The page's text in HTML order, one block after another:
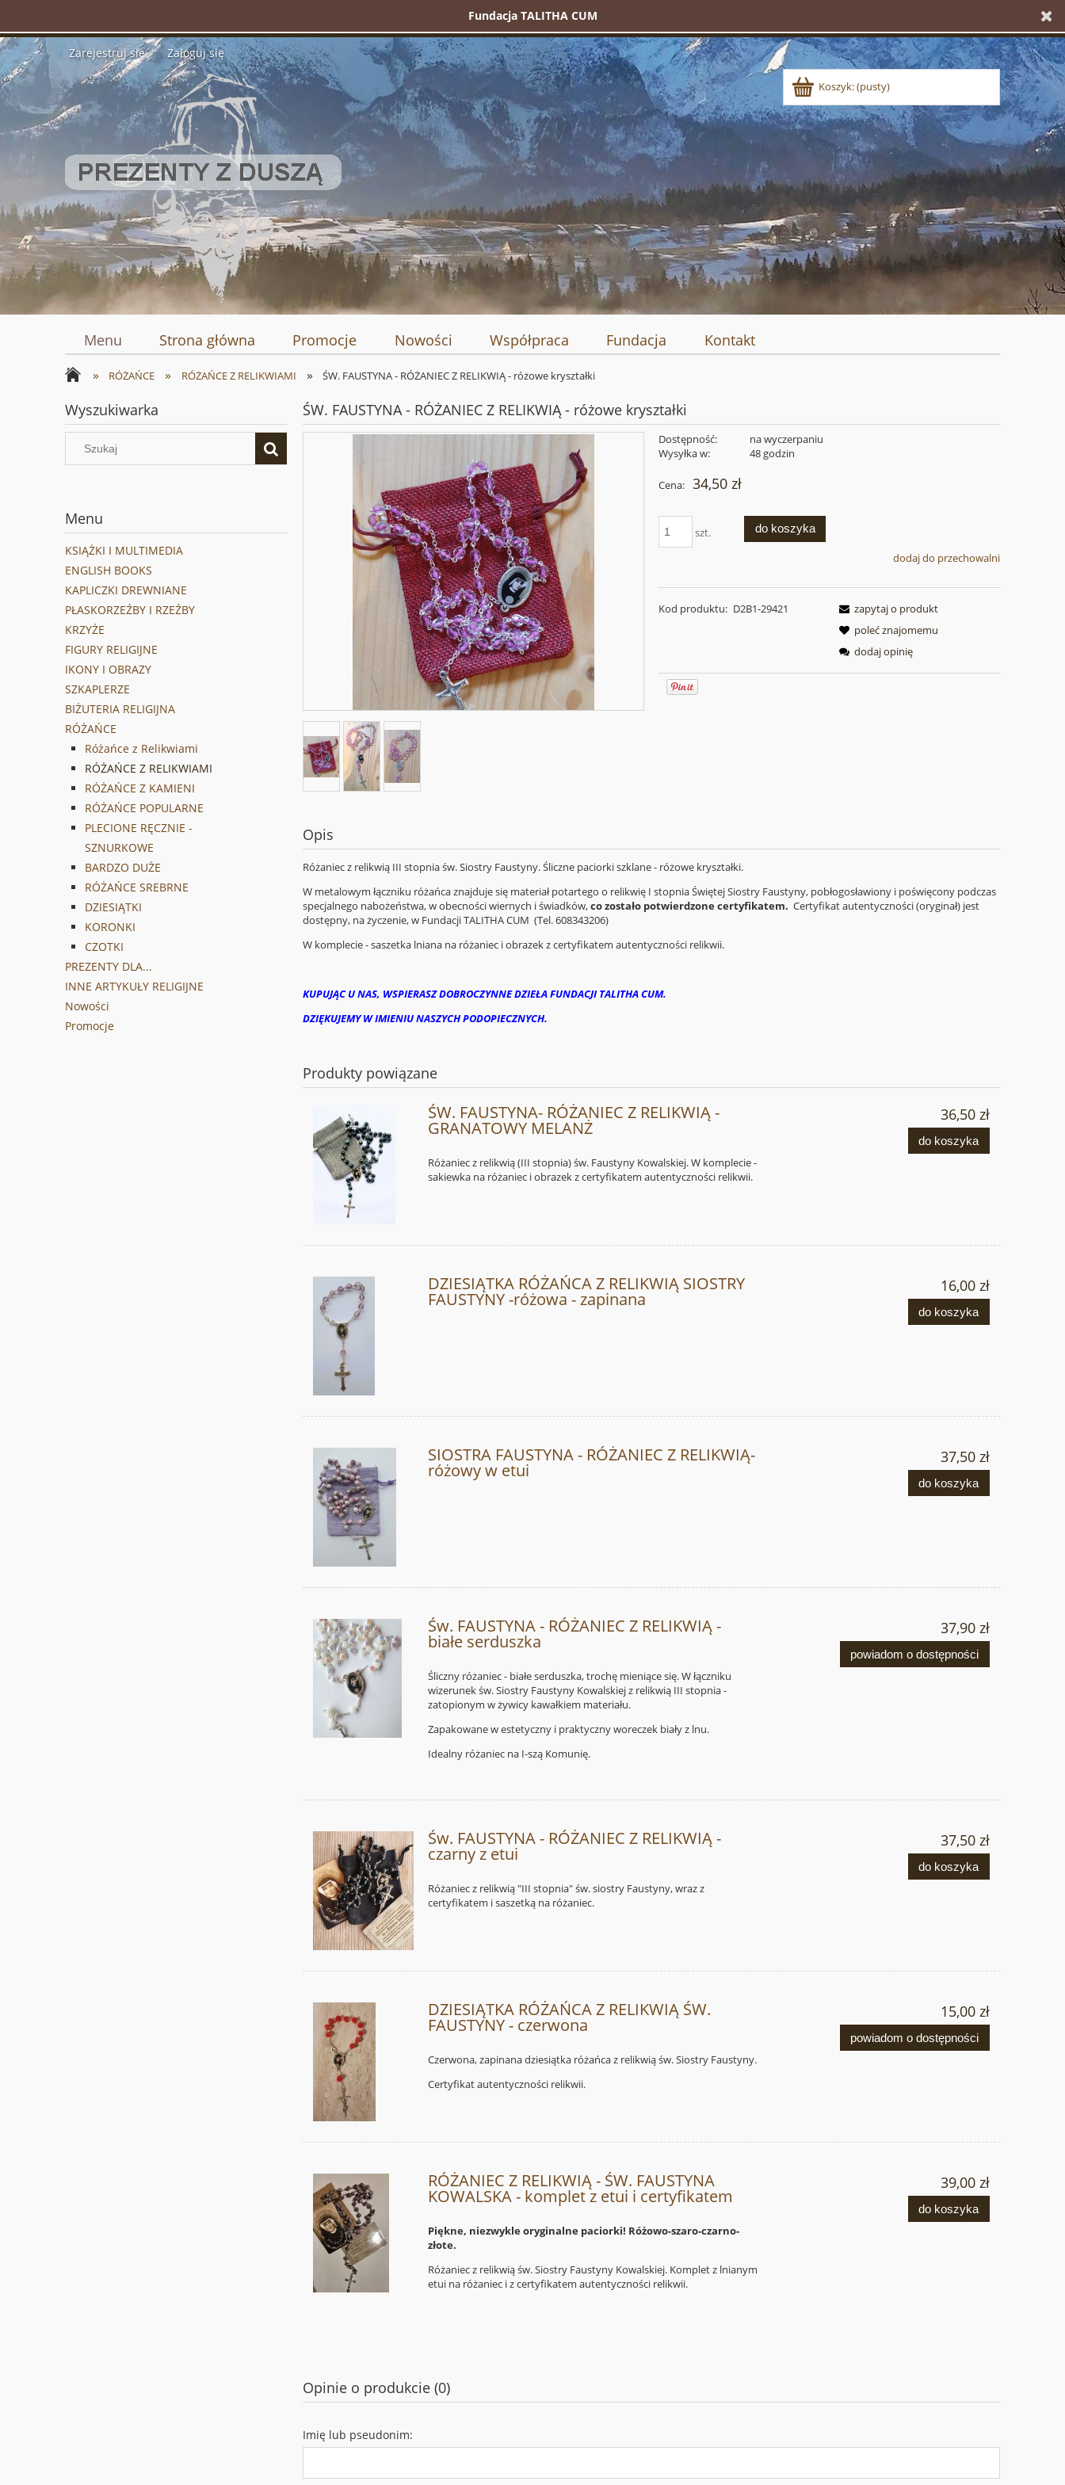
Fundacja TALITHA CUM
Zarejestruj się Zaloguj się
Koszyk:(pusty)
Menu Strona główna Promocje Nowości Współpraca Fundacja Kontakt
» RÓŻAŃCE » RÓŻAŃCE Z RELIKWIAMI » ŚW. FAUSTYNA - RÓŻANIEC Z RELIKWIĄ - różowe kryształki
Wyszukiwarka
Menu
KSIĄŻKI I MULTIMEDIA
ENGLISH BOOKS
KAPLICZKI DREWNIANE
PŁASKORZEŹBY I RZEŹBY
KRZYŻE
FIGURY RELIGIJNE
IKONY I OBRAZY
SZKAPLERZE
BIŻUTERIA RELIGIJNA
RÓŻAŃCE
Różańce z Relikwiami
RÓŻAŃCE Z RELIKWIAMI
RÓŻAŃCE Z KAMIENI
RÓŻAŃCE POPULARNE
PLECIONE RĘCZNIE -
SZNURKOWE
BARDZO DUŻE
RÓŻAŃCE SREBRNE
DZIESIĄTKI
KORONKI
CZOTKI
PREZENTY DLA...
INNE ARTYKUŁY RELIGIJNE
Nowości
Promocje
ŚW. FAUSTYNA - RÓŻANIEC Z RELIKWIĄ - różowe kryształki
Dostępność:
na wyczerpaniu
Wysyłka w:
48 godzin
Cena: 34,50 zł
szt. do koszyka
dodaj do przechowalni
Kod produktu: D2B1-29421
zapytaj o produkt
poleć znajomemu
dodaj opinię
Opis
Różaniec z relikwią III stopnia św. Siostry Faustyny. Śliczne paciorki szklane - różowe kryształki.
W metalowym łączniku różańca znajduje się materiał potartego o relikwię I stopnia Świętej Siostry Faustyny, pobłogosławiony i poświęcony podczas
specjalnego nabożeństwa, w obecności wiernych i świadków,co zostało potwierdzone certyfikatem. Certyfikat autentyczności (oryginał) jest
dostępny, na życzenie, w Fundacji TALITHA CUM (Tel. 608343206)
W komplecie - saszetka lniana na różaniec i obrazek z certyfikatem autentyczności relikwii.
KUPUJĄC U NAS, WSPIERASZ DOBROCZYNNE DZIEŁA FUNDACJI TALITHA CUM.
DZIĘKUJEMY W IMIENIU NASZYCH PODOPIECZNYCH.
Produkty powiązane
ŚW. FAUSTYNA- RÓŻANIEC Z RELIKWIĄ -
GRANATOWY MELANŻ
Różaniec z relikwią (III stopnia) św. Faustyny Kowalskiej. W komplecie -
sakiewka na różaniec i obrazek z certyfikatem autentyczności relikwii.
36,50 zł
do koszyka
DZIESIĄTKA RÓŻAŃCA Z RELIKWIĄ SIOSTRY
FAUSTYNY -różowa - zapinana
16,00 zł
do koszyka
SIOSTRA FAUSTYNA - RÓŻANIEC Z RELIKWIĄ-
różowy w etui
37,50 zł
do koszyka
Św. FAUSTYNA - RÓŻANIEC Z RELIKWIĄ -
białe serduszka
Śliczny różaniec - białe serduszka, trochę mieniące się. W łączniku
wizerunek św. Siostry Faustyny Kowalskiej z relikwią III stopnia -
zatopionym w żywicy kawałkiem materiału.
Zapakowane w estetyczny i praktyczny woreczek biały z lnu.
Idealny różaniec na I-szą Komunię.
37,90 zł
powiadom o dostępności
Św. FAUSTYNA - RÓŻANIEC Z RELIKWIĄ -
czarny z etui
Różaniec z relikwią "III stopnia" św. siostry Faustyny, wraz z
certyfikatem i saszetką na różaniec.
37,50 zł
do koszyka
DZIESIĄTKA RÓŻAŃCA Z RELIKWIĄ ŚW.
FAUSTYNY - czerwona
Czerwona, zapinana dziesiątka różańca z relikwią św. Siostry Faustyny.
Certyfikat autentyczności relikwii.
15,00 zł
powiadom o dostępności
RÓŻANIEC Z RELIKWIĄ - ŚW. FAUSTYNA
KOWALSKA - komplet z etui i certyfikatem
Piękne, niezwykle oryginalne paciorki! Różowo-szaro-czarno-
złote.
Różaniec z relikwią św. Siostry Faustyny Kowalskiej. Komplet z lnianym
etui na różaniec i z certyfikatem autentyczności relikwii.
39,00 zł
do koszyka
Opinie o produkcie (0)
Imię lub pseudonim: